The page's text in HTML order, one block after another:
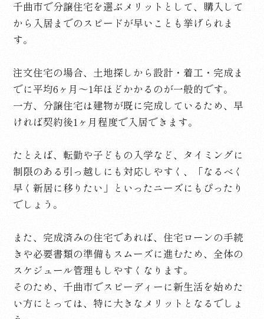
千曲市で分譲住宅を選ぶメリットとして、購入して
から入居までのスピードが早いことも挙げられま
す。
注文住宅の場合、土地探しから設計・着工・完成ま
でに平均6ヶ月〜1年ほどかかるのが一般的です。
一方、分譲住宅は建物が既に完成しているため、早
ければ契約後1 ヶ月程度で入居できます。
たとえば、転勤や子どもの入学など、タイミングに
制限のある引っ越しにも対応しやすく、「なるべく
早く新居に移りたい」といったニーズにもぴったり
でしょう。
また、完成済みの住宅であれば、住宅ローンの手続
きや必要書類の準備もスムーズに進むため、全体の
スケジュール管理もしやすくなります。
そのため、千曲市でスピーディーに新生活を始めた
い方にとっては、特に大きなメリットとなるでしょ